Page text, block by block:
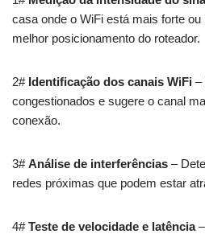
casa onde o WiFi está mais forte
melhor posicionamento do roteador.
2# Identificação dos canais WiFi –
congestionados e sugere o canal
conexão.
3#Análise de interferências –
redes próximas que podem estar
4#Teste de velocidade e latência–